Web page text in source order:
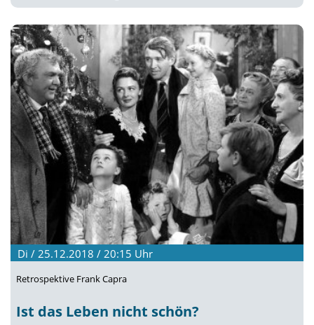
Di / 25.12.2018 / 20:15 Uhr
Retrospektive Frank Capra
Ist das Leben nicht schön?